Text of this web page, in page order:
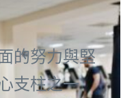
的努力與堅
支柱之一